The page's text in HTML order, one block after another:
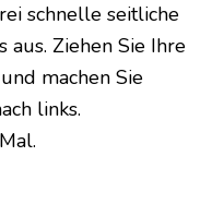
schnelle seitliche
aus. Ziehen Sie Ihre
machen Sie
links.